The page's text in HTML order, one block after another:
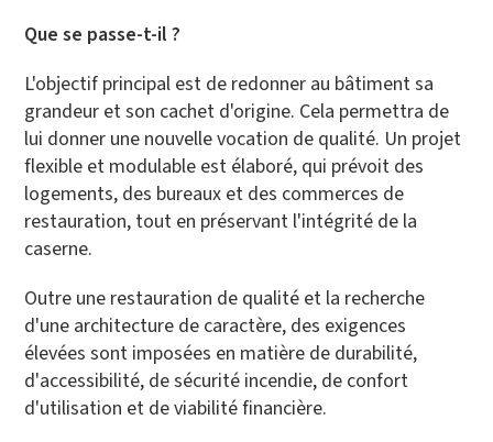
Que se passe-t-il ?
L'objectif principal est de redonner au bâtiment sa
grandeur et son cachet d'origine. Cela permettra de
lui donner une nouvelle vocation de qualité. Un projet
flexible et modulable est élaboré, qui prévoit des
logements, des bureaux et des commerces de
restauration, tout en préservant l'intégrité de la
caserne.
Outre une restauration de qualité et la recherche
d'une architecture de caractère, des exigences
élevées sont imposées en matière de durabilité,
d'accessibilité, de sécurité incendie, de confort
d'utilisation et de viabilité financière.